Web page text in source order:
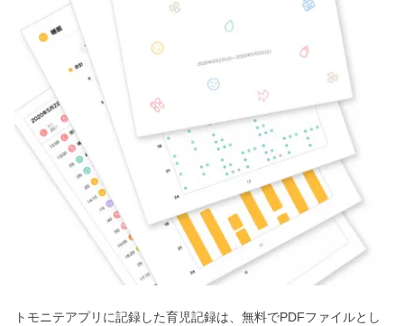
トモニテアプリに記録した育児記録は、無料でPDFファイルとし